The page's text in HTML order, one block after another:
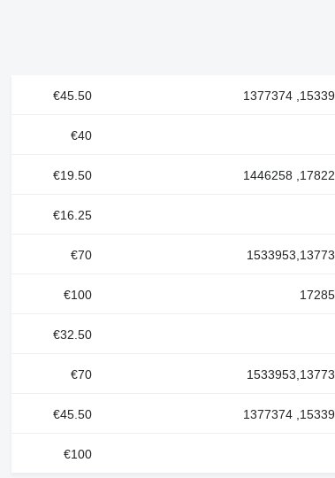
€45.50
€40
€19.50
€16.25
€70
€100
€32.50
€70
€45.50
€100